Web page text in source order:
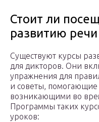
Стоит ли
развитию речи
Существуют курсы
для дикторов. Они
упражнения для
и советы, помогающие
возникающими во
Программы таких
уроков: